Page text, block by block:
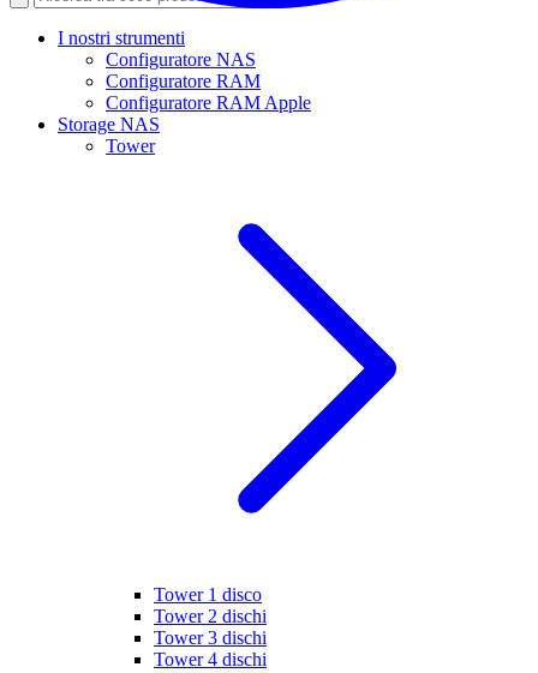
I nostri strumenti
Configuratore NAS
Configuratore RAM
Configuratore RAM Apple
Storage NAS
Tower
Tower 1 disco
Tower 2 dischi
Tower 3 dischi
Tower 4 dischi